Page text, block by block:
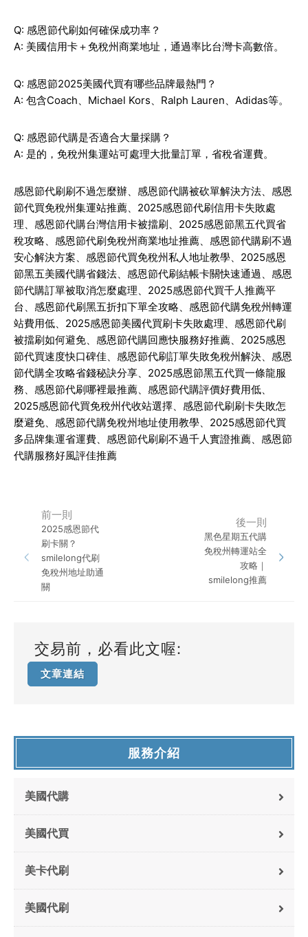
Q: 感恩節代刷如何確保成功率？
A: 美國信用卡＋免稅州商業地址，通過率比台灣卡高數倍。
Q: 感恩節2025美國代買有哪些品牌最熱門？
A: 包含Coach、Michael Kors、Ralph Lauren、Adidas等。
Q: 感恩節代購是否適合大量採購？
A: 是的，免稅州集運站可處理大批量訂單，省稅省運費。
感恩節代刷刷不過怎麼辦、感恩節代購被砍單解決方法、 感恩
節代買免稅州集運站推薦、 2025感恩節代刷信用卡失敗處
理、 感恩節代購台灣信用卡被擋刷、 2025感恩節黑五代買省
稅攻略、感恩節代刷免稅州商業地址推薦、感恩節代購刷不過
安心解決方案、感恩節代買免稅州私人地址教學、 2025感恩
節黑五美國代購省錢法、感恩節代刷結帳卡關快速通過、感恩
節代購訂單被取消怎麼處理、 2025感恩節代買千人推薦平
台、感恩節代刷黑五折扣下單全攻略、感恩節代購免稅州轉運
站費用低、 2025感恩節美國代買刷卡失敗處理、感恩節代刷
被擋刷如何避免、感恩節代購回應快服務好推薦、 2025感恩
節代買速度快口碑佳、感恩節代刷訂單失敗免稅州解決、感恩
節代購全攻略省錢秘訣分享、 2025感恩節黑五代買一條龍服
務、感恩節代刷哪裡最推薦、感恩節代購評價好費用低、
2025感恩節代買免稅州代收站選擇、感恩節代刷刷卡失敗怎
麼避免、感恩節代購免稅州地址使用教學、 2025感恩節代買
多品牌集運省運費、感恩節代刷刷不過千人實證推薦、感恩節
代購服務好風評佳推薦
前一則
2025感恩節代
刷卡關？
smilelong代刷
免稅州地址助通
關
後一則
黑色星期五代購
免稅州轉運站全
攻略｜
smilelong推薦
交易前，必看此文喔:
文章連結
服務介紹
美國代購
美國代買
美卡代刷
美國代刷